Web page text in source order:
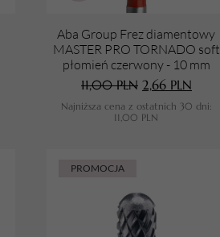
Zestawy AllYouNeed
Zaciskarki
ZDOBIENIA DO PAZNOKCI
Gąbeczki do ombre
Aba Group Frez diamentowy
MASTER PRO TORNADO soft
płomień czerwony - 10 mm
11,00PLN 2,66 PLN
Najniższa cena z ostatnich 30 dni:
11,00 PLN
PROMOCJA